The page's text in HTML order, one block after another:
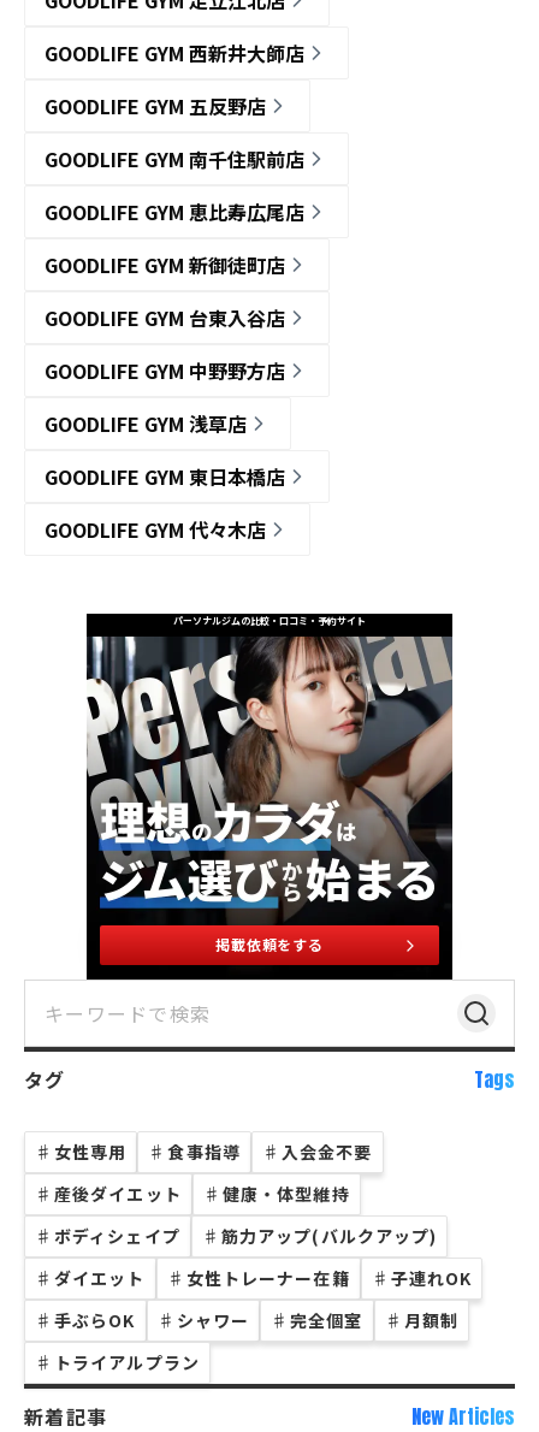
GOODLIFE GYM 西新井大師店
GOODLIFE GYM 五反野店
GOODLIFE GYM 南千住駅前店
GOODLIFE GYM 恵比寿広尾店
GOODLIFE GYM 新御徒町店
GOODLIFE GYM 台東入谷店
GOODLIFE GYM 中野野方店
GOODLIFE GYM 浅草店
GOODLIFE GYM 東日本橋店
GOODLIFE GYM 代々木店
パーソナルジムの比較・口コミ・予約サイト
掲載依頼をする
タグ Tags
♯ 女性専用 ♯ 食事指導 ♯ 入会金不要
♯ 産後ダイエット ♯ 健康・体型維持
♯ ボディシェイプ ♯ 筋力アップ(バルクアップ)
♯ ダイエット ♯ 女性トレーナー在籍 ♯ 子連れOK
♯ 手ぶらOK ♯ シャワー ♯ 完全個室 ♯ 月額制
♯ トライアルプラン
新着記事 New Articles